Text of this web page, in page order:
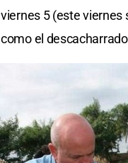
viernes 5 (este viernes
como el